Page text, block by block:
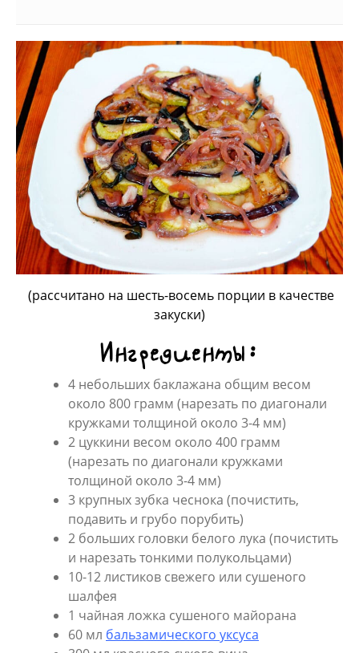
(рассчитано на шесть-восемь порции в качестве
закуски)
Ингредиенты:
4 небольших баклажана общим весом
около 800 грамм (нарезать по диагонали
кружками толщиной около 3-4 мм)
2 цуккини весом около 400 грамм
(нарезать по диагонали кружками
толщиной около 3-4 мм)
3 крупных зубка чеснока (почистить,
подавить и грубо порубить)
2 больших головки белого лука (почистить
и нарезать тонкими полукольцами)
10-12 листиков свежего или сушеного
шалфея
1 чайная ложка сушеного майорана
60 мл бальзамического уксуса